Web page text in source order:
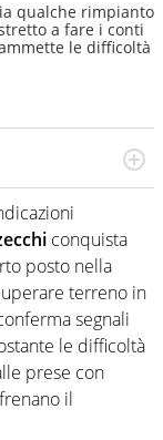
qualche rimpianto
a fare i conti
le difficoltà
E' una
immagini un
conquista
posto nella
terreno in
segnali
le difficoltà
prese con
il